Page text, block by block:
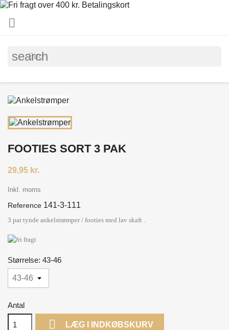

search
FOOTIES SORT 3 PAK
29,95 kr.
Inkl. moms
Reference 141-3-111
3 par tynde ankelstrømper / footies med lav skaft .
Størrelse: 43-46
Antal
 LÆG I INDKØBSKURV